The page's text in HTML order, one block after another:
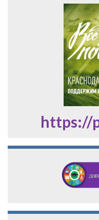
https://